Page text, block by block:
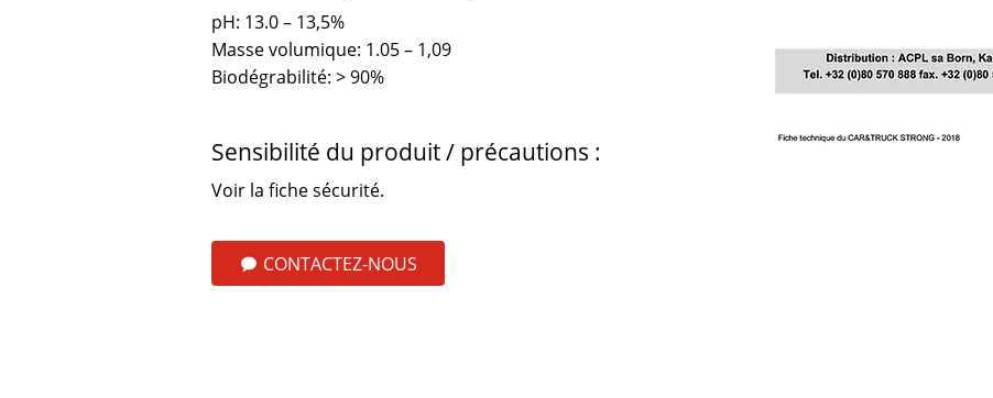
pH: 13.0 – 13,5%
Masse volumique: 1.05 – 1,09
Biodégrabilité: > 90%
Sensibilité du produit / précautions :
Voir la fiche sécurité.
CONTACTEZ-NOUS